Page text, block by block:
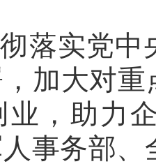
落实党
加大对
业，助力
事务部